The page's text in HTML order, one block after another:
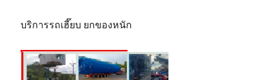
บริการรถเฮี๊ยบ ยกของหนัก